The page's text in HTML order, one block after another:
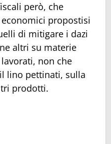
però, che
propostisi
di mitigare i dazi
altri su materie
non che
lino pettinati, sulla
prodotti.